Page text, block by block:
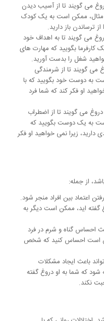
می گویند تا از آسیب دیدن
مثال، ممکن است به یک کودک
ترساندن باز دارید.
می گویند تا به اهداف خود
بگویید که مهارت های
شغل را بدست آورید.
می گویند تا از شرمندگی
به دوست خود بگویید که با
او فکر کند که شما فرد
می گویند تا از اضطراب
به یک دوست بگویید که
زیرا نمی خواهید او فکر
از جمله:
اعتماد بین افراد منجر شود.
اید، ممکن است دیگر به
احساس گناه و شرم در فرد
است احساس کنید که شخص
باعث ایجاد مشکلات
شود که شما به او دروغ گفته
نکند.